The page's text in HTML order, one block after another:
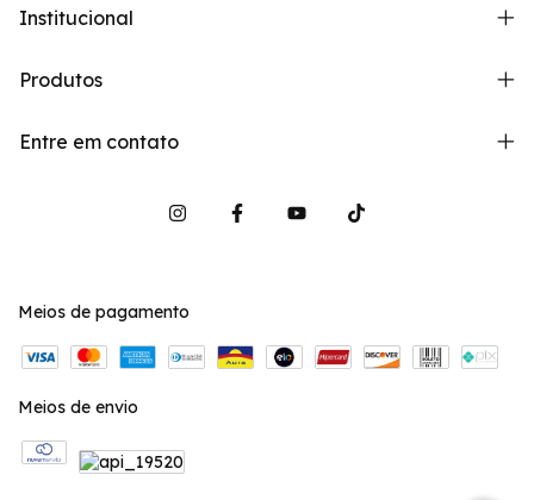
Institucional
Produtos
Entre em contato
Meios de pagamento
Meios de envio